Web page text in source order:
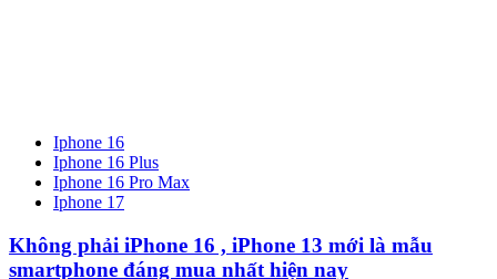
Iphone 16
Iphone 16 Plus
Iphone 16 Pro Max
Iphone 17
Không phải iPhone 16 , iPhone 13 mới là mẫu
smartphone đáng mua nhất hiện nay